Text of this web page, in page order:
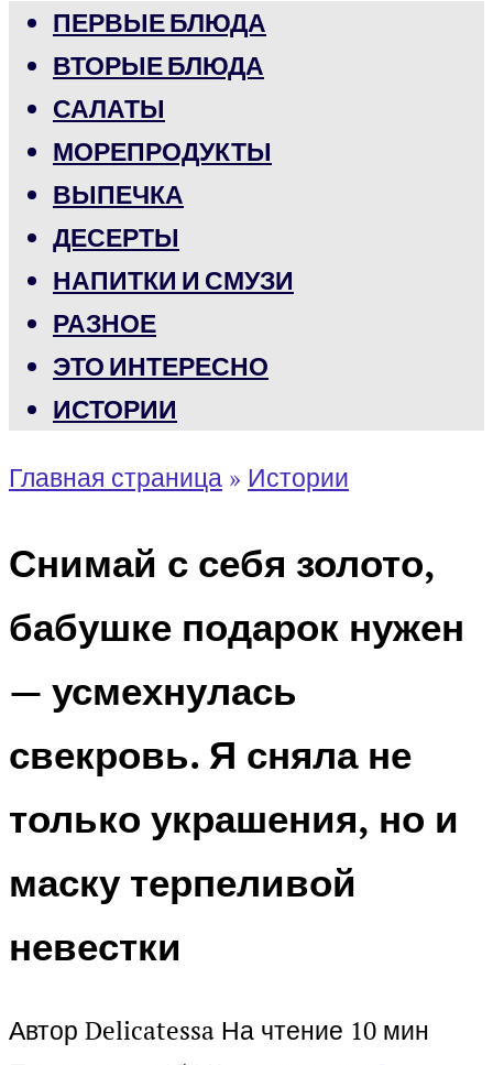
ПЕРВЫЕ БЛЮДА
ВТОРЫЕ БЛЮДА
САЛАТЫ
МОРЕПРОДУКТЫ
ВЫПЕЧКА
ДЕСЕРТЫ
НАПИТКИ И СМУЗИ
РАЗНОЕ
ЭТО ИНТЕРЕСНО
ИСТОРИИ
Главная страница » Истории
Снимай с себя золото,
бабушке подарок нужен
— усмехнулась
свекровь. Я сняла не
только украшения, но и
маску терпеливой
невестки
Автор Delicatessa На чтение 10 мин